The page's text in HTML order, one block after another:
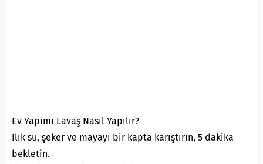
Ev Yapımı Lavaş Nasıl Yapılır?
Ilık su, şeker ve mayayı bir kapta karıştırın, 5 dakika
bekletin.